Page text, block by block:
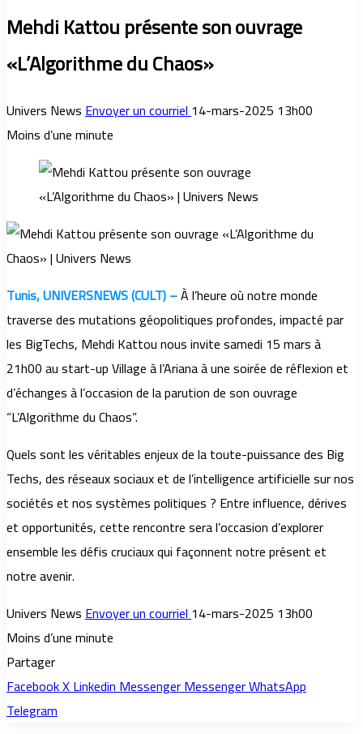
Mehdi Kattou présente son ouvrage
«L’Algorithme du Chaos»
Univers NewsEnvoyer un courriel14-mars-2025 13h00
Moins d’une minute
Tunis, UNIVERSNEWS (CULT) –À l’heure où notre monde
traverse des mutations géopolitiques profondes, impacté par
les BigTechs, Mehdi Kattou nous invite samedi 15 mars à
21h00 au start-up Village à l’Ariana à une soirée de réflexion et
d’échanges à l’occasion de la parution de son ouvrage
“L’Algorithme du Chaos”.
Quels sont les véritables enjeux de la toute-puissance des Big
Techs, des réseaux sociaux et de l’intelligence artificielle sur nos
sociétés et nos systèmes politiques ? Entre influence, dérives
et opportunités, cette rencontre sera l’occasion d’explorer
ensemble les défis cruciaux qui façonnent notre présent et
notre avenir.
Univers NewsEnvoyer un courriel14-mars-2025 13h00
Moins d’une minute
Partager
FacebookXLinkedinMessengerMessengerWhatsApp
Telegram